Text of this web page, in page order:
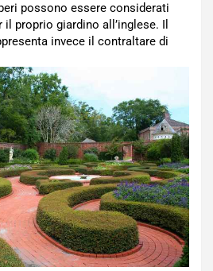
possono essere considerati
proprio giardino all’inglese. Il
invece il contraltare di